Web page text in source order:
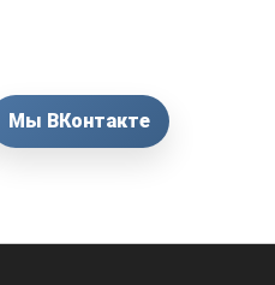
Мы ВКонтакте